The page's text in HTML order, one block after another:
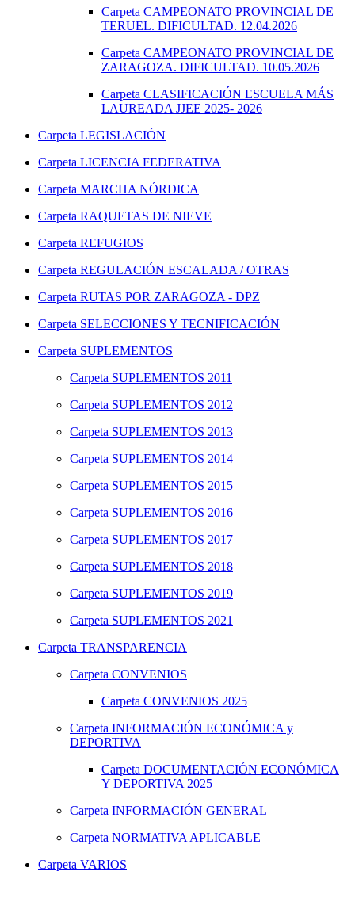
Carpeta CAMPEONATO PROVINCIAL DE
TERUEL. DIFICULTAD. 12.04.2026
Carpeta CAMPEONATO PROVINCIAL DE
ZARAGOZA. DIFICULTAD. 10.05.2026
Carpeta CLASIFICACIÓN ESCUELA MÁS
LAUREADA JJEE 2025- 2026
Carpeta LEGISLACIÓN
Carpeta LICENCIA FEDERATIVA
Carpeta MARCHA NÓRDICA
Carpeta RAQUETAS DE NIEVE
Carpeta REFUGIOS
Carpeta REGULACIÓN ESCALADA / OTRAS
Carpeta RUTAS POR ZARAGOZA - DPZ
Carpeta SELECCIONES Y TECNIFICACIÓN
Carpeta SUPLEMENTOS
Carpeta SUPLEMENTOS 2011
Carpeta SUPLEMENTOS 2012
Carpeta SUPLEMENTOS 2013
Carpeta SUPLEMENTOS 2014
Carpeta SUPLEMENTOS 2015
Carpeta SUPLEMENTOS 2016
Carpeta SUPLEMENTOS 2017
Carpeta SUPLEMENTOS 2018
Carpeta SUPLEMENTOS 2019
Carpeta SUPLEMENTOS 2021
Carpeta TRANSPARENCIA
Carpeta CONVENIOS
Carpeta CONVENIOS 2025
Carpeta INFORMACIÓN ECONÓMICA y
DEPORTIVA
Carpeta DOCUMENTACIÓN ECONÓMICA
Y DEPORTIVA 2025
Carpeta INFORMACIÓN GENERAL
Carpeta NORMATIVA APLICABLE
Carpeta VARIOS